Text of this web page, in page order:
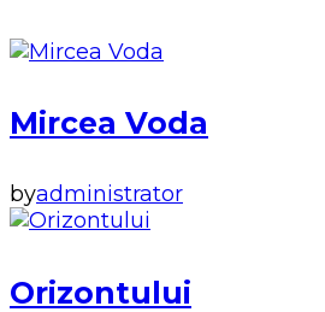
Mircea Voda
byadministrator
Orizontului